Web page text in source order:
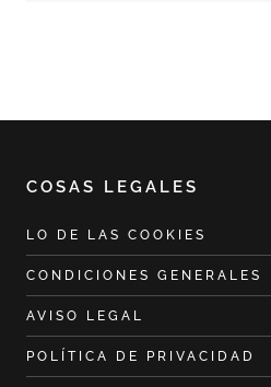
COSAS LEGALES
LO DE LAS COOKIES
CONDICIONES GENERALES
AVISO LEGAL
POLÍTICA DE PRIVACIDAD